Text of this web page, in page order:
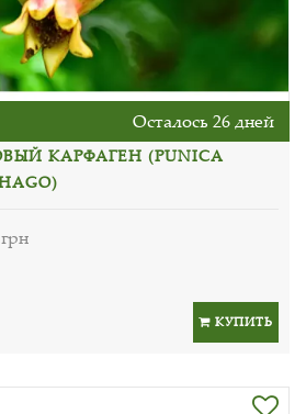
Осталось 26 дней
КАРФАГЕН (PUNICA
КУПИТЬ